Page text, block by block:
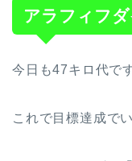
アラフィフ
今日も47キロ代で
これで目標達成で